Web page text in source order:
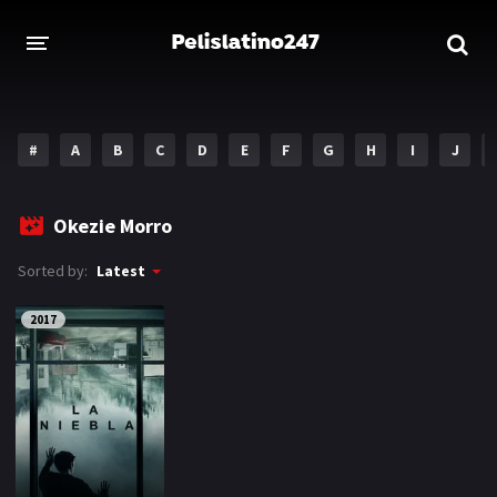
ESTRENOS 2023
Drama
DISNEY
HBO MAX
AMAZON PRIME
# A B C D E F G H I J
Okezie Morro
Sorted by: Latest
2017